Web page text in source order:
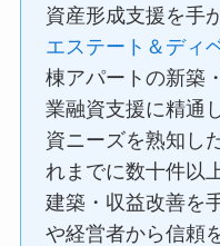
資産形成支援を手
エステート＆ディ
棟アパートの新築
業融資支援に精通
資ニーズを熟知し
れまでに数十件以
建築・収益改善を
や経営者から信頼